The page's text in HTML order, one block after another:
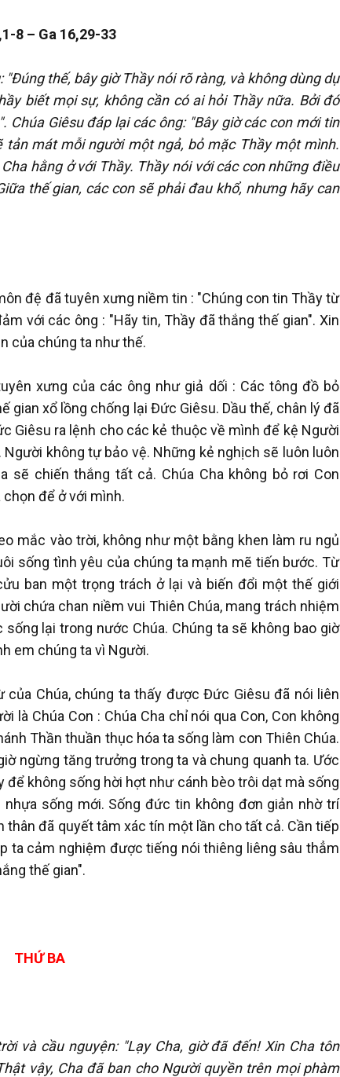
8 – Ga 16,29-33
"Đúng thế, bây giờ Thầy nói rõ ràng, và không dùng dụ
biết mọi sự, không cần có ai hỏi Thầy nữa. Bởi đó
Chúa Giêsu đáp lại các ông: "Bây giờ các con mới tin
tản mát mỗi người một ngả, bỏ mặc Thầy một mình.
hằng ở với Thầy. Thầy nói với các con những điều
thế gian, các con sẽ phải đau khổ, nhưng hãy can
đệ đã tuyên xưng niềm tin : "Chúng con tin Thầy từ
với các ông : "Hãy tin, Thầy đã thắng thế gian". Xin
của chúng ta như thế.
xưng của các ông như giả dối : Các tông đồ bỏ
xổ lồng chống lại Đức Giêsu. Dầu thế, chân lý đã
Giêsu ra lệnh cho các kẻ thuộc về mình để kệ Người
không tự bảo vệ. Những kẻ nghịch sẽ luôn luôn
sẽ chiến thắng tất cả. Chúa Cha không bỏ rơi Con
để ở với mình.
mắc vào trời, không như một bằng khen làm ru ngủ
sống tình yêu của chúng ta mạnh mẽ tiến bước. Từ
ban một trọng trách ở lại và biến đổi một thế giới
chứa chan niềm vui Thiên Chúa, mang trách nhiệm
lại trong nước Chúa. Chúng ta sẽ không bao giờ
em chúng ta vì Người.
Chúa, chúng ta thấy được Đức Giêsu đã nói liên
là Chúa Con : Chúa Cha chỉ nói qua Con, Con không
Thần thuần thục hóa ta sống làm con Thiên Chúa.
ngừng tăng trưởng trong ta và chung quanh ta. Ước
không sống hời hợt như cánh bèo trôi dạt mà sống
sống mới. Sống đức tin không đơn giản nhờ trí
đã quyết tâm xác tín một lần cho tất cả. Cần tiếp
ta cảm nghiệm được tiếng nói thiêng liêng sâu thẳm
thế gian".
THỨ BA
và cầu nguyện: "Lạy Cha, giờ đã đến! Xin Cha tôn
vậy, Cha đã ban cho Người quyền trên mọi phàm